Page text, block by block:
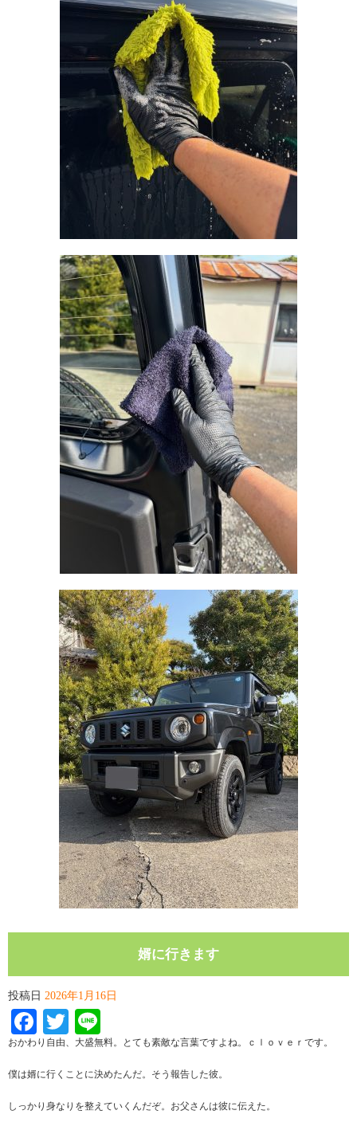
婿に行きます
投稿日 2026年1月16日
Facebook
Twitter
おかわり自由、大盛無料。とても素敵な言葉ですよね。ｃｌｏｖｅｒです。
僕は婿に行くことに決めたんだ。そう報告した彼。
しっかり身なりを整えていくんだぞ。お父さんは彼に伝えた。